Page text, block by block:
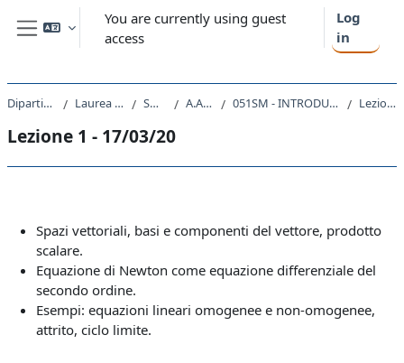
Skip to main content
Side panel
You are currently using guest
access
Log
in
Dipartimento di Fisica Laurea triennale (DM270) SM20 - FISICA A.A. 2019 - 2020 051SM - INTRODUZIONE ALLA FISICA TEORICA 2019 Lezione 1 - 17/03/20
Lezione 1 - 17/03/20
Spazi vettoriali, basi e componenti del vettore, prodotto
scalare.
Equazione di Newton come equazione differenziale del
secondo ordine.
Esempi: equazioni lineari omogenee e non-omogenee,
attrito, ciclo limite.